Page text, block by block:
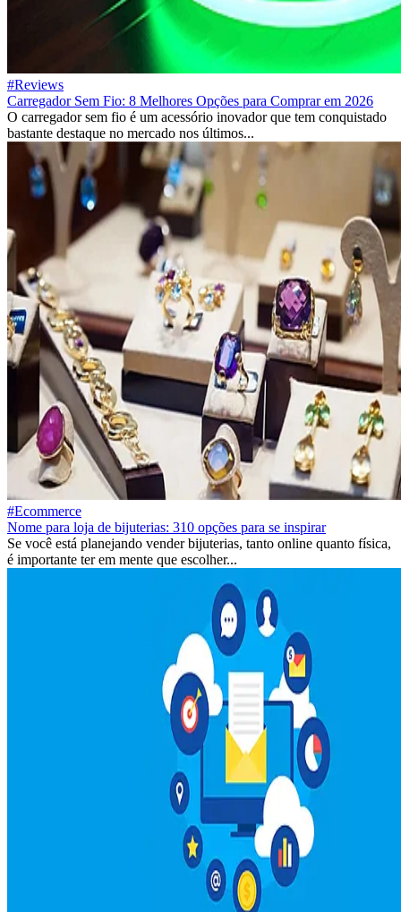
#Reviews
Carregador Sem Fio: 8 Melhores Opções para Comprar em 2026
O carregador sem fio é um acessório inovador que tem conquistado
bastante destaque no mercado nos últimos...
#Ecommerce
Nome para loja de bijuterias: 310 opções para se inspirar
Se você está planejando vender bijuterias, tanto online quanto física,
é importante ter em mente que escolher...